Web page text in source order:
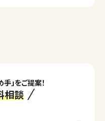
」をご提案！
相談